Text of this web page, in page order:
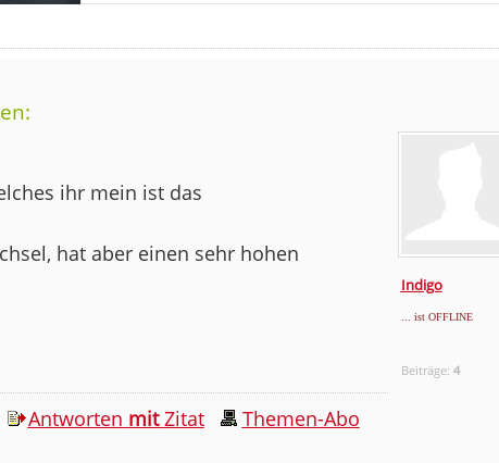
Indigo
... ist OFFLINE
Beiträge: 4
ihr mein ist das
hat aber einen sehr hohen
Antworten mitZitat
Themen-Abo